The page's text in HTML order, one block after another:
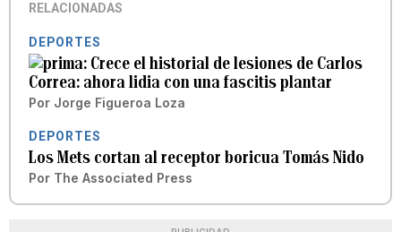
RELACIONADAS
DEPORTES
Crece el historial de lesiones de Carlos
Correa: ahora lidia con una fascitis plantar
Por Jorge Figueroa Loza
DEPORTES
Los Mets cortan al receptor boricua Tomás Nido
Por The Associated Press